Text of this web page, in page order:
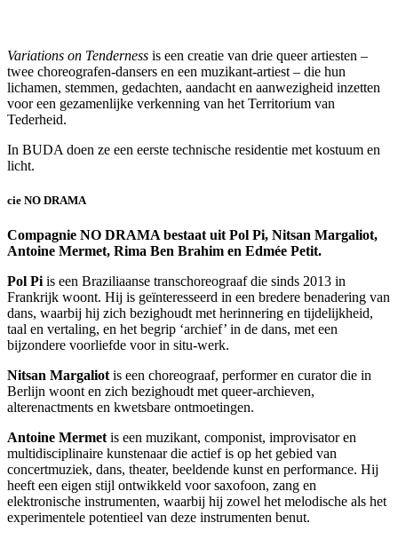
Variations on Tenderness is een creatie van drie queer artiesten –
twee choreografen-dansers en een muzikant-artiest – die hun
lichamen, stemmen, gedachten, aandacht en aanwezigheid inzetten
voor een gezamenlijke verkenning van het Territorium van
Tederheid.
In BUDA doen ze een eerste technische residentie met kostuum en
licht.
cie NO DRAMA
Compagnie NO DRAMA bestaat uit Pol Pi, Nitsan Margaliot,
Antoine Mermet, Rima Ben Brahim en Edmée Petit.
Pol Pi is een Braziliaanse transchoreograaf die sinds 2013 in
Frankrijk woont. Hij is geïnteresseerd in een bredere benadering van
dans, waarbij hij zich bezighoudt met herinnering en tijdelijkheid,
taal en vertaling, en het begrip ‘archief’ in de dans, met een
bijzondere voorliefde voor in situ-werk.
Nitsan Margaliot is een choreograaf, performer en curator die in
Berlijn woont en zich bezighoudt met queer-archieven,
alterenactments en kwetsbare ontmoetingen.
Antoine Mermet is een muzikant, componist, improvisator en
multidisciplinaire kunstenaar die actief is op het gebied van
concertmuziek, dans, theater, beeldende kunst en performance. Hij
heeft een eigen stijl ontwikkeld voor saxofoon, zang en
elektronische instrumenten, waarbij hij zowel het melodische als het
experimentele potentieel van deze instrumenten benut.